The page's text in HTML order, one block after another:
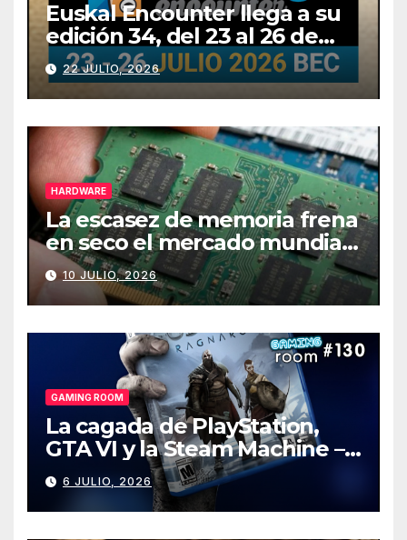
Euskal Encounter llega a su
edición 34, del 23 al 26 de
julio
22 JULIO, 2026
HARDWARE
La escasez de memoria frena
en seco el mercado mundial
de PCs
10 JULIO, 2026
GAMING ROOM
La cagada de PlayStation,
GTA VI y la Steam Machine –
Gaming Room #130
6 JULIO, 2026